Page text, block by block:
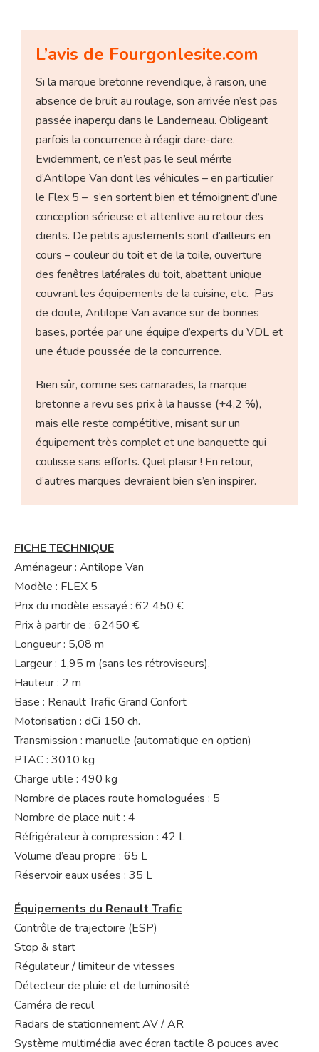
L’avis de Fourgonlesite.com
Si la marque bretonne revendique, à raison, une
absence de bruit au roulage, son arrivée n’est pas
passée inaperçu dans le Landerneau. Obligeant
parfois la concurrence à réagir dare-dare.
Evidemment, ce n’est pas le seul mérite
d’Antilope Van dont les véhicules – en particulier
le Flex 5 – s’en sortent bien et témoignent d’une
conception sérieuse et attentive au retour des
clients. De petits ajustements sont d’ailleurs en
cours – couleur du toit et de la toile, ouverture
des fenêtres latérales du toit, abattant unique
couvrant les équipements de la cuisine, etc. Pas
de doute, Antilope Van avance sur de bonnes
bases, portée par une équipe d’experts du VDL et
une étude poussée de la concurrence.
Bien sûr, comme ses camarades, la marque
bretonne a revu ses prix à la hausse (+4,2 %),
mais elle reste compétitive, misant sur un
équipement très complet et une banquette qui
coulisse sans efforts. Quel plaisir ! En retour,
d’autres marques devraient bien s’en inspirer.
FICHE TECHNIQUE
Aménageur : Antilope Van
Modèle : FLEX 5
Prix du modèle essayé : 62 450 €
Prix à partir de : 62450 €
Longueur : 5,08 m
Largeur : 1,95 m (sans les rétroviseurs).
Hauteur : 2 m
Base : Renault Trafic Grand Confort
Motorisation : dCi 150 ch.
Transmission : manuelle (automatique en option)
PTAC : 3010 kg
Charge utile : 490 kg
Nombre de places route homologuées : 5
Nombre de place nuit : 4
Réfrigérateur à compression : 42 L
Volume d’eau propre : 65 L
Réservoir eaux usées : 35 L
Équipements du Renault Trafic
Contrôle de trajectoire (ESP)
Stop & start
Régulateur / limiteur de vitesses
Détecteur de pluie et de luminosité
Caméra de recul
Radars de stationnement AV / AR
Système multimédia avec écran tactile 8 pouces avec